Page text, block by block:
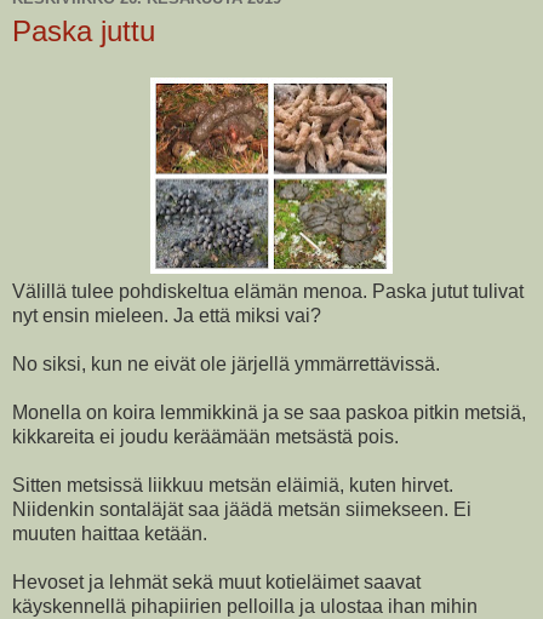
Paska juttu
Välillä tulee pohdiskeltua elämän menoa. Paska jutut tulivat
nyt ensin mieleen. Ja että miksi vai?
No siksi, kun ne eivät ole järjellä ymmärrettävissä.
Monella on koira lemmikkinä ja se saa paskoa pitkin metsiä,
kikkareita ei joudu keräämään metsästä pois.
Sitten metsissä liikkuu metsän eläimiä, kuten hirvet.
Niidenkin sontaläjät saa jäädä metsän siimekseen. Ei
muuten haittaa ketään.
Hevoset ja lehmät sekä muut kotieläimet saavat
käyskennellä pihapiirien pelloilla ja ulostaa ihan mihin